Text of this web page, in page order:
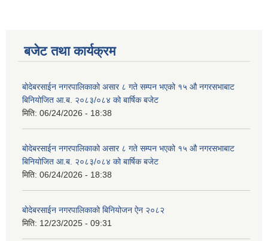
बजेट तथा कार्यक्रम
बोदेबरसाईन नगरपालिकाको असार ८ गते सम्पन भएको १५ ‍‍‍औ नगरसभाबाट
बिनियोजित आ.ब. २०८३/०८४ को बार्षिक बजेट
मिति: 06/24/2026 - 18:38
बोदेबरसाईन नगरपालिकाको असार ८ गते सम्पन भएको १५ ‍‍‍औ नगरसभाबाट
बिनियोजित आ.ब. २०८३/०८४ को बार्षिक बजेट
मिति: 06/24/2026 - 18:38
बोदेबरसाईन नगरपालिकाको बिनियोजन ऐन २०८२
मिति: 12/23/2025 - 09:31